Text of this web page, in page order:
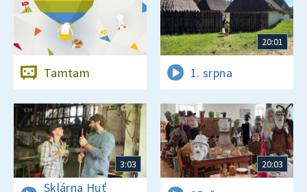
Tamtam
20:01
1. srpna
3:03
Sklárna Huť
20:03